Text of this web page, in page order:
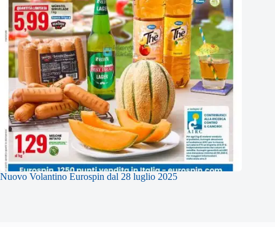
Nuovo Volantino Eurospin dal 28 luglio 2025